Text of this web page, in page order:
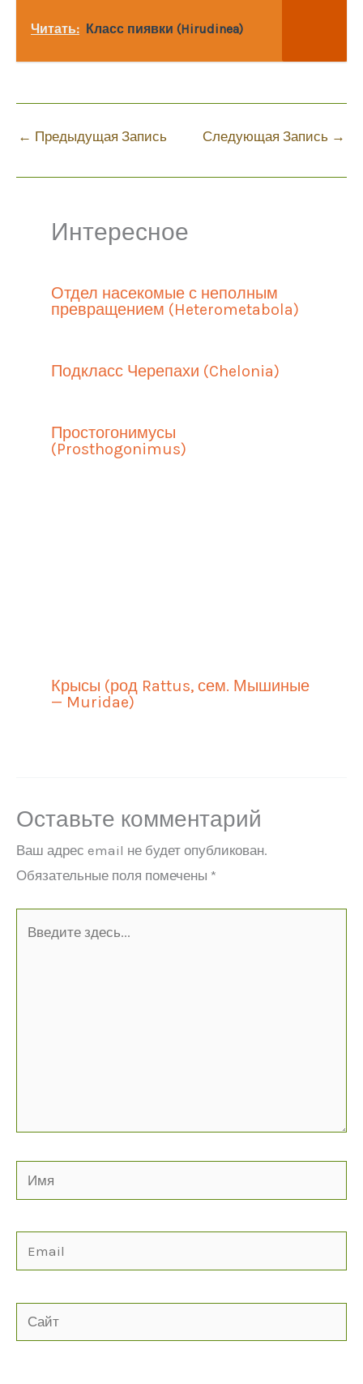
Читать: Класс пиявки (Hirudinea)
← Предыдущая Запись Следующая Запись →
Интересное
Отдел насекомые с неполным
превращением (Heterometabola)
Подкласс Черепахи (Chelonia)
Простогонимусы
(Prosthogonimus)
Крысы (род Rattus, сем. Мышиные
— Muridae)
Оставьте комментарий
Ваш адрес email не будет опубликован.
Обязательные поля помечены *
Имя
Сайт